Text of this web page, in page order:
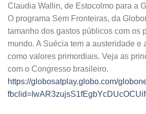
Claudia Wallin, de Estocolmo para a
O programa Sem Fronteiras, da
tamanho dos gastos públicos com os
mundo. A Suécia tem a austeridade e
como valores primordiais. Veja as
com o Congresso brasileiro.
https://globosatplay.globo.com/